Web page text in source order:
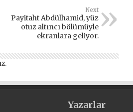
Next
Payitaht Abdülhamid, yüz
otuz altıncı bölümüyle
ekranlara geliyor.
.
Yazarlar